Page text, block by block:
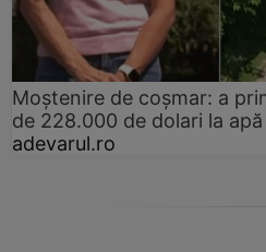
Moștenire de coșmar: a
de 228.000 de dolari la
adevarul.ro